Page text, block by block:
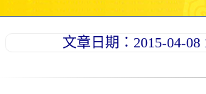
文章日期：2015-04-08